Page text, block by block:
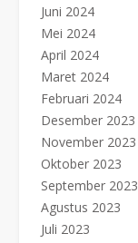
Juni 2024
Mei 2024
April 2024
Maret 2024
Februari 2024
Desember 2023
November 2023
Oktober 2023
September 2023
Agustus 2023
Juli 2023